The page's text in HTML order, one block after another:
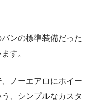
ンの標準装備だった
す。
ノーエアロにホイー
、シンプルなカスタ